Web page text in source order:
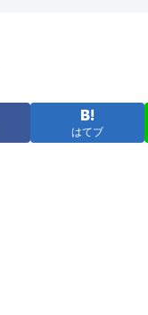
はてブ